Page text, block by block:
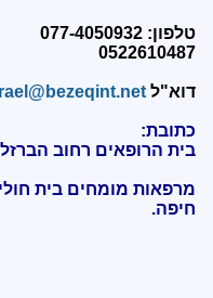
טלפון: 077-4050932
0522610487
דוא"ל
כתובת:
בית הרופאים רחוב הברזל 11 תל אביב.
חיפה.